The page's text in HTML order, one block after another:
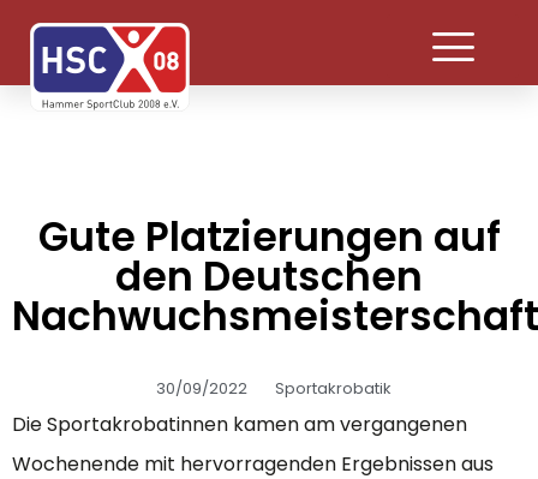
Gute Platzierungen auf
den Deutschen
30/09/2022 Sportakrobatik
Die Sportakrobatinnen kamen am vergangenen
Wochenende mit hervorragenden Ergebnissen aus